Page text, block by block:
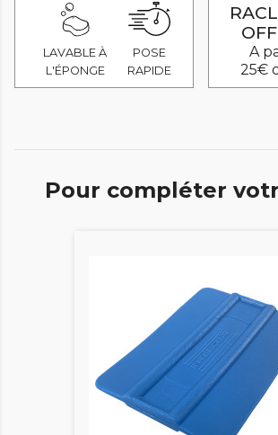
LAVABLE À
L'ÉPONGE
POSE
RAPIDE
A
25€
Pour compléter